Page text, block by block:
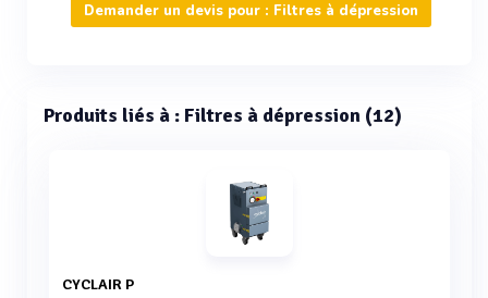
Demander un devis pour : Filtres à dépression
Produits liés à : Filtres à dépression (12)
CYCLAIR P